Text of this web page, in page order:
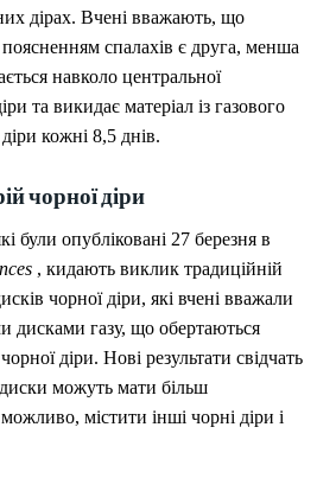
дірах. Вчені вважають, що
спалахів є друга, менша
навколо центральної
та викидає матеріал із газового
кожні 8,5 днів.
чорної діри
були опубліковані 27 березня в
, кидають виклик традиційній
чорної діри, які вчені вважали
дисками газу, що обертаються
діри. Нові результати свідчать
можуть мати більш
містити інші чорні діри і